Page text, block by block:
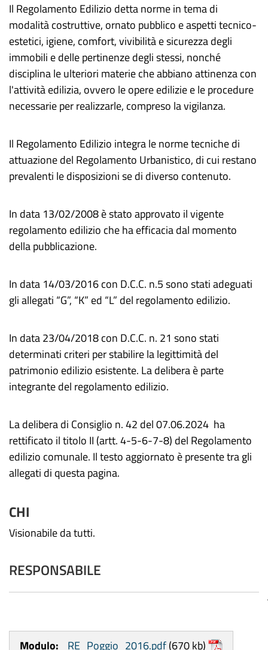
Il Regolamento Edilizio detta norme in tema di
modalità costruttive, ornato pubblico e aspetti tecnico-
estetici, igiene, comfort, vivibilità e sicurezza degli
immobili e delle pertinenze degli stessi, nonché
disciplina le ulteriori materie che abbiano attinenza con
l'attività edilizia, ovvero le opere edilizie e le procedure
necessarie per realizzarle, compreso la vigilanza.
Il Regolamento Edilizio integra le norme tecniche di
attuazione del Regolamento Urbanistico, di cui restano
prevalenti le disposizioni se di diverso contenuto.
In data 13/02/2008 è stato approvato il vigente
regolamento edilizio che ha efficacia dal momento
della pubblicazione.
In data 14/03/2016 con D.C.C. n.5 sono stati adeguati
gli allegati “G”, “K” ed “L” del regolamento edilizio.
In data 23/04/2018 con D.C.C. n. 21 sono stati
determinati criteri per stabilire la legittimità del
patrimonio edilizio esistente. La delibera è parte
integrante del regolamento edilizio.
La delibera di Consiglio n. 42 del 07.06.2024 ha
rettificato il titolo II (artt. 4-5-6-7-8) del Regolamento
edilizio comunale. Il testo aggiornato è presente tra gli
allegati di questa pagina.
CHI
Visionabile da tutti.
RESPONSABILE
Modulo: _RE_Poggio_2016.pdf(670 kb)